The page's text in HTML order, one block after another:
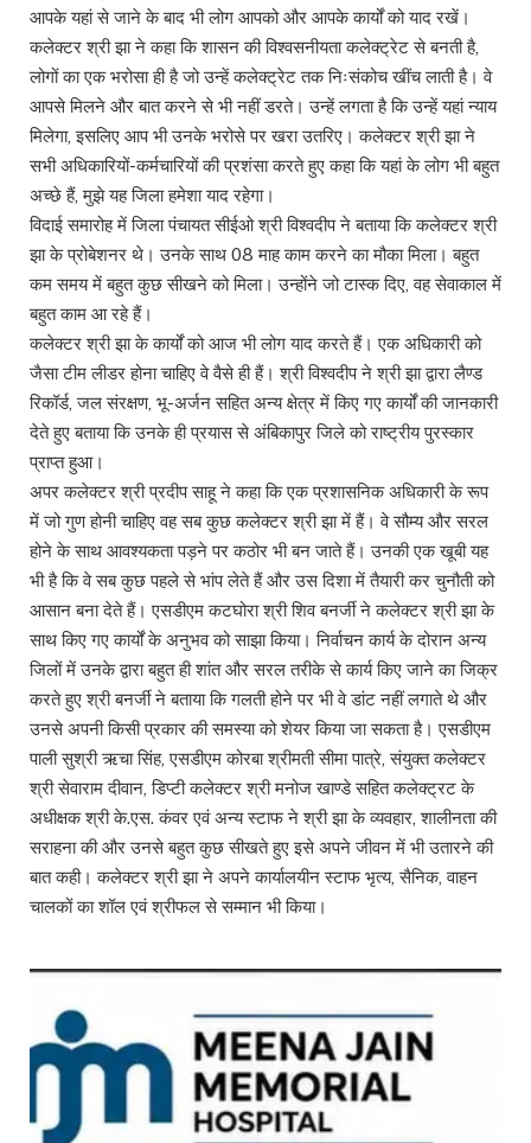
आपके यहां से जाने के बाद भी लोग आपको और आपके कार्यों को याद रखें।
कलेक्टर श्री झा ने कहा कि शासन की विश्वसनीयता कलेक्ट्रेट से बनती है,
लोगों का एक भरोसा ही है जो उन्हें कलेक्ट्रेट तक निःसंकोच खींच लाती है। वे
आपसे मिलने और बात करने से भी नहीं डरते। उन्हें लगता है कि उन्हें यहां न्याय
मिलेगा, इसलिए आप भी उनके भरोसे पर खरा उतरिए। कलेक्टर श्री झा ने
सभी अधिकारियों-कर्मचारियों की प्रशंसा करते हुए कहा कि यहां के लोग भी बहुत
अच्छे हैं, मुझे यह जिला हमेशा याद रहेगा।
विदाई समारोह में जिला पंचायत सीईओ श्री विश्वदीप ने बताया कि कलेक्टर श्री
झा के प्रोबेशनर थे। उनके साथ 08 माह काम करने का मौका मिला। बहुत
कम समय में बहुत कुछ सीखने को मिला। उन्होंने जो टास्क दिए, वह सेवाकाल में
बहुत काम आ रहे हैं।
कलेक्टर श्री झा के कार्यों को आज भी लोग याद करते हैं। एक अधिकारी को
जैसा टीम लीडर होना चाहिए वे वैसे ही हैं। श्री विश्वदीप ने श्री झा द्वारा लैण्ड
रिकॉर्ड, जल संरक्षण, भू-अर्जन सहित अन्य क्षेत्र में किए गए कार्यों की जानकारी
देते हुए बताया कि उनके ही प्रयास से अंबिकापुर जिले को राष्ट्रीय पुरस्कार
प्राप्त हुआ।
अपर कलेक्टर श्री प्रदीप साहू ने कहा कि एक प्रशासनिक अधिकारी के रूप
में जो गुण होनी चाहिए वह सब कुछ कलेक्टर श्री झा में हैं। वे सौम्य और सरल
होने के साथ आवश्यकता पड़ने पर कठोर भी बन जाते हैं। उनकी एक खूबी यह
भी है कि वे सब कुछ पहले से भांप लेते हैं और उस दिशा में तैयारी कर चुनौती को
आसान बना देते हैं। एसडीएम कटघोरा श्री शिव बनर्जी ने कलेक्टर श्री झा के
साथ किए गए कार्यों के अनुभव को साझा किया। निर्वाचन कार्य के दोरान अन्य
जिलों में उनके द्वारा बहुत ही शांत और सरल तरीके से कार्य किए जाने का जिक्र
करते हुए श्री बनर्जी ने बताया कि गलती होने पर भी वे डांट नहीं लगाते थे और
उनसे अपनी किसी प्रकार की समस्या को शेयर किया जा सकता है। एसडीएम
पाली सुश्री ऋचा सिंह, एसडीएम कोरबा श्रीमती सीमा पात्रे, संयुक्त कलेक्टर
श्री सेवाराम दीवान, डिप्टी कलेक्टर श्री मनोज खाण्डे सहित कलेक्ट्रट के
अधीक्षक श्री के.एस. कंवर एवं अन्य स्टाफ ने श्री झा के व्यवहार, शालीनता की
सराहना की और उनसे बहुत कुछ सीखते हुए इसे अपने जीवन में भी उतारने की
बात कही। कलेक्टर श्री झा ने अपने कार्यालयीन स्टाफ भृत्य, सैनिक, वाहन
चालकों का शॉल एवं श्रीफल से सम्मान भी किया।